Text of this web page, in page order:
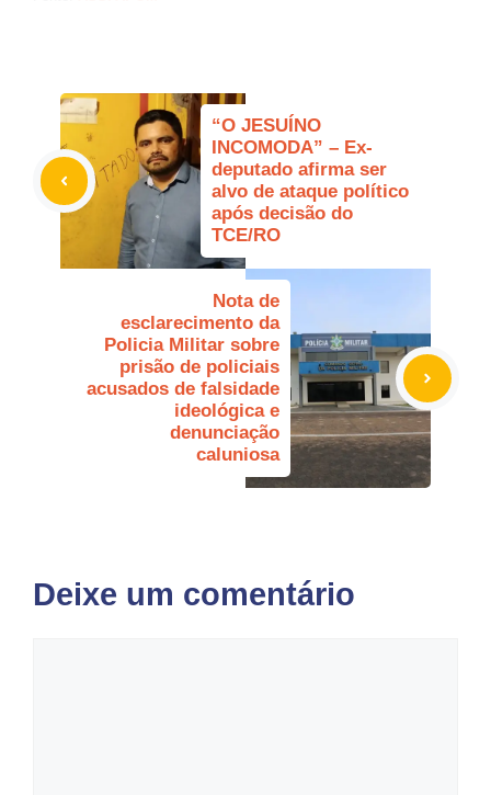
“O JESUÍNO
INCOMODA” – Ex-
deputado afirma ser
alvo de ataque político
após decisão do
TCE/RO
Nota de
esclarecimento da
Policia Militar sobre
prisão de policiais
acusados de falsidade
ideológica e
denunciação
caluniosa
Deixe um comentário